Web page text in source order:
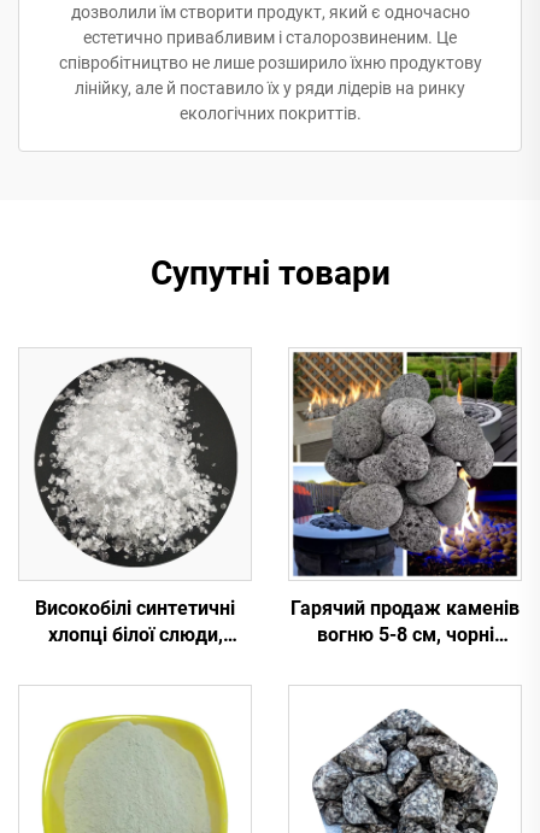
дозволили їм створити продукт, який є одночасно
естетично привабливим і сталорозвиненим. Це
співробітництво не лише розширило їхню продуктову
лінійку, але й поставило їх у ряди лідерів на ринку
екологічних покриттів.
Супутні товари
Високобілі синтетичні
хлопці білої слюди,
слюди для ізоляції,
оздоблення, пластикових
будівельних матеріалів
Гарячий продаж каменів
вогню 5-8 см, чорні
камені для сауни,
вогняне скло, камені для
вогнища на вулиці,
садового ландшафтного
дизайну